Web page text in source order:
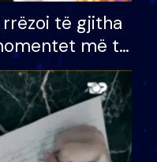
rrëzoi të gjitha
më të
VIP: Do më
kur…